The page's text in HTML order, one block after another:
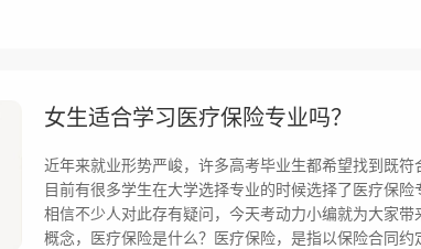
女生适合学习医疗保险专业吗？
近年来就业形势严峻，许多高考毕业生都希望找到既符
目前有很多学生在大学选择专业的时候选择了医疗保
相信不少人对此存有疑问，今天考动力小编就为大家
概念，医疗保险是什么？医疗保险，是指以保险合同约